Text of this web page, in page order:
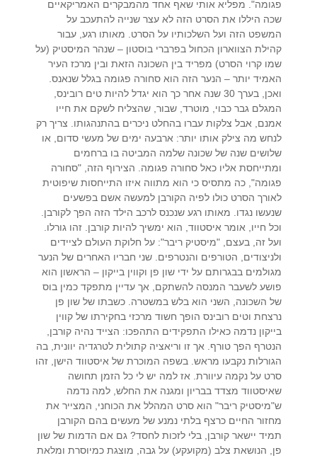
פגומה". מפליא אותי שאף אחד מהמבקרים האמריקאיים
שכה היללו את הסרט הזה לא עצר שנייה להתעכב על
המשפט הזה ועל השלכותיו על הסרט. מאותו רגע, עבור
קהילת הצווארון הכחול בפרברי בוסטון – שנהר המיסטיק (על
שמו קרוי הסרט) מפריד בין השכונה הזאת ובין מרכז העיר
האמיד יותר – הנער הזה הוא סחורה פגומה בגלל שנאנס.
ואכן, בערך 30 שנה אחר כך הוא יגדל להיות טים רובינס,
המגלם גבר כבוי, מוטרד, שבור, שהצליח לשקם את חייו
אמנם, אבל צלקות עברו בהחלט ניכרים בהתנהגותו. צריך רק
לנחש מה צילק אותו יותר: ארבעה ימים של מעשי סדום, או
שלושים שנה של שכונה שלמה המביטה בו ברחמים
ומתייחסת אליו כאל סחורה פגומה. הצירוף הזה, "סחורה
פגומה", כה מתסיס כי הוא מתווה איזו התייחסות שיפוטית
לאורך הסרט כולו לפיה הקורבן למעשה אשם בפשעים
שנעשו נגדו. מאותו רגע שנכנס לרכב הילד הזה הפך לקורבן.
וכל חייו, אומר איסטווד, הוא ימשיך להיות קורבן. זהו גורלו.
ועל זה, בעצם, "מיסטיק ריבר": על חלוקת העולם לציידים
ולניצודים, הטורפים והנטרפים. שני חבריו האחרים של הנער
מגולמים בבגרותם על ידי שון פן וקווין בייקון – הראשון הוא
פושע לשעבר המנסה להשתקם, אך עדיין מתפקד כמין בוס
של השכונה, השני הוא בלש במשטרה. כשבתו של שון פן
נרצחת וטים רובינס הופך חשוד מרכזי בחקירתו של קווין
בייקון נדמה כאילו התפקידים התהפכו: הצייד נהיה קורבן,
הנטרף הפך טורף. אך זו וריאציה קתולית לטרגדיה יוונית, בה
הגורלות נקבעו מראש. בשפה המוכרת של איסטווד הישן, זהו
סרט על נקמה עיוורת. אז למה יש לי כל הזמן תחושה
שאיסטווד מצדד בבריון ומגנה את החלש, למה נדמה
ש"מיסטיק ריבר" הוא סרט המהלל את הכוחני, המצייר את
מחזור החיים כרצף בלתי נמנע של מעשים בהם הקורבן
תמיד יישאר קורבן, בלי לזכות לחסד? גם אם הדמות של שון
פן, הנושאת צלב (מקועקע) על גבה, מוצגת כמיוסרת ומלאת